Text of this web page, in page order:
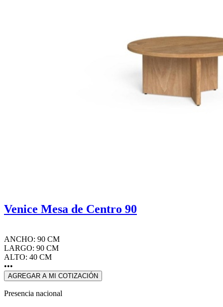
Venice Mesa de Centro 90
ANCHO: 90 CM
LARGO: 90 CM
ALTO: 40 CM
•••
AGREGAR A MI COTIZACIÓN
Presencia nacional